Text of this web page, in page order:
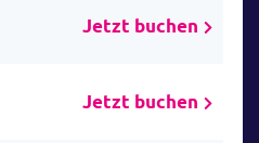
Jetzt buchen
Jetzt buchen